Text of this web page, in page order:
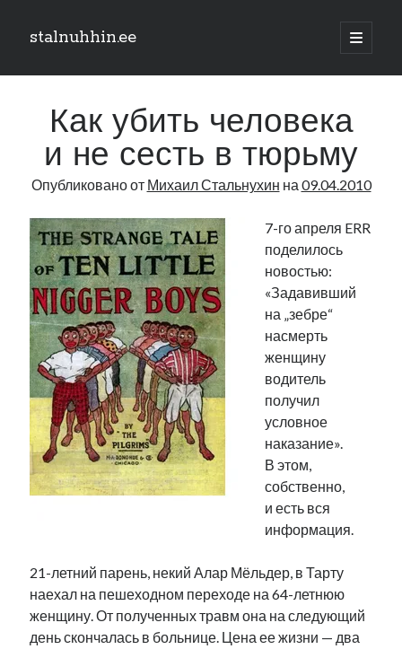
stalnuhhin.ee
отрыть
Боковая
панель
Поиск
Рубрики
В мире
Интеграция
Интервью
Книга
Личное
Нарва и северо-восток
Обзор прессы
Образование
Парламент и правительство
Фотографии
Экономика
Эстония и Россия
Юмор
radio narva takinada андрус ансип
ансиппиада безработица видео война
Как убить человека
и не сесть в тюрьму
Опубликовано от Михаил Стальнухин на 09.04.2010
7-го апреля ERR
поделилось
новостью:
«Задавивший
на „зебре“
насмерть
женщину
водитель
получил
условное
наказание».
В этом,
собственно,
и есть вся
информация.
21-летний парень, некий Алар Мёльдер, в Тарту
наехал на пешеходном переходе на 64-летнюю
женщину. От полученных травм она на следующий
день скончалась в больнице. Цена ее жизни — два